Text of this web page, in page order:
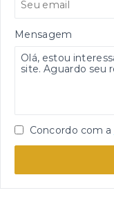
Mensagem
Concordo com a